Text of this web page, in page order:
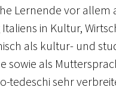
Lernende vor allem
in Kultur,
als kultur- und
sowie als
tedeschi sehr